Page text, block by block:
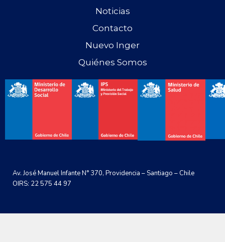
Noticias
Contacto
Nuevo Inger
Quiénes Somos
Av. José Manuel Infante N° 370, Providencia – Santiago – Chile
OIRS: 22 575 44 97